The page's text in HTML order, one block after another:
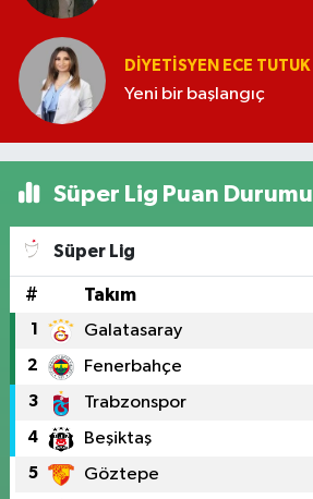
DIYETISYEN ECE TUTUK
Yeni bir başlangıç
Süper Lig Puan Durumu
Süper Lig
# Takım
1 Galatasaray
2 Fenerbahçe
3 Trabzonspor
4 Beşiktaş
5 Göztepe